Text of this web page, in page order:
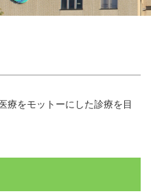
療をモットーにした診療を目